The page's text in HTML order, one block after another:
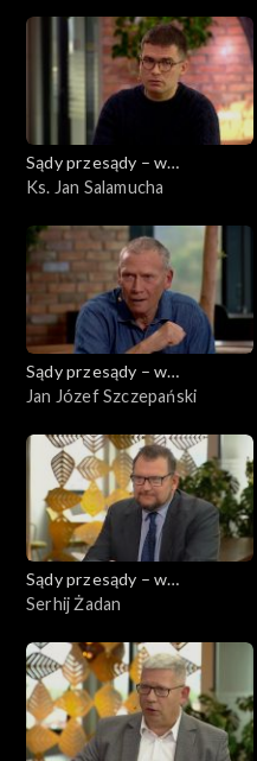
Sądy przesądy – w
powiększeniu
Ks. Jan Salamucha
Sądy przesądy – w
powiększeniu
Jan Józef Szczepański
Sądy przesądy – w
powiększeniu
Serhij Żadan